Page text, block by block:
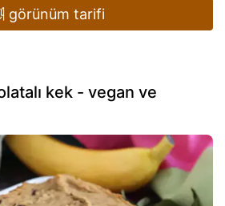
görünüm tarifi
kek - vegan ve